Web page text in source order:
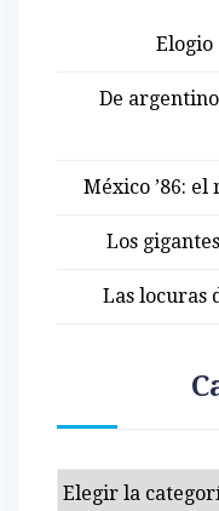
Elogio
De
México ’86:
Los
Las locuras
Categorías